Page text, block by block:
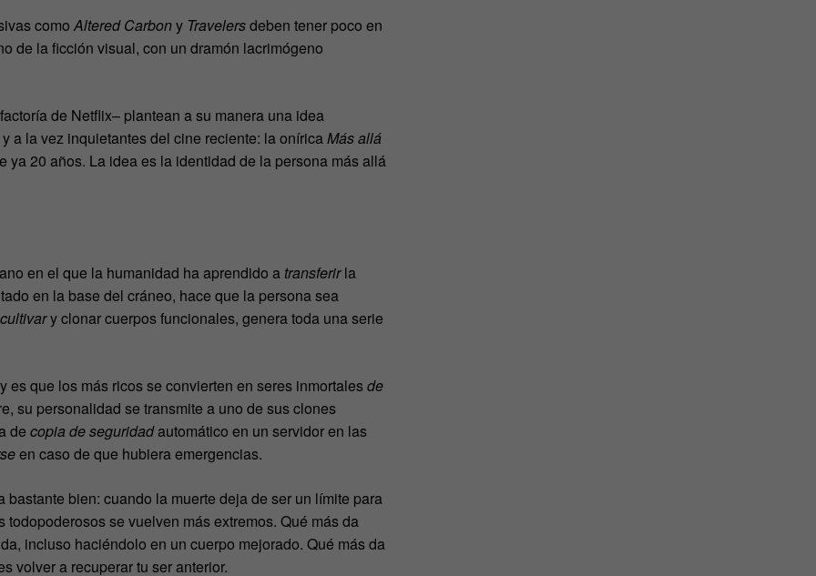
como Altered Carbony Travelersdeben tener poco en
de la ficción visual, con un dramón lacrimógeno
de Netflix– plantean a su manera una idea
a la vez inquietantes del cine reciente: la onírica Más allá
ya 20 años. La idea es la identidad de la persona más allá
en el que la humanidad ha aprendido a transferirla
en la base del cráneo, hace que la persona sea
cultivary clonar cuerpos funcionales, genera toda una serie
que los más ricos se convierten en seres inmortalesde
su personalidad se transmite a uno de sus clones
de copia de seguridadautomático en un servidor en las
en caso de que hubiera emergencias.
bien: cuando la muerte deja de ser un límite para
se vuelven más extremos. Qué más da
incluso haciéndolo en un cuerpo mejorado. Qué más da
volver a recuperar tu ser anterior.